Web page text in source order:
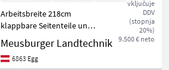
vključuje
DDV
(stopnja
20%)
9.500 € neto
Arbeitsbreite 218cm
klappbare Seitenteile und
Schiebeschildaufsatz
Gewicht 189kg Anbau an
Aebi, Rapid, Reform, Köppl,
Meusburger Landtechnik
6863 Egg